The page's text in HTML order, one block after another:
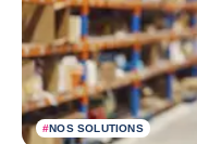
#NOS SOLUTIONS